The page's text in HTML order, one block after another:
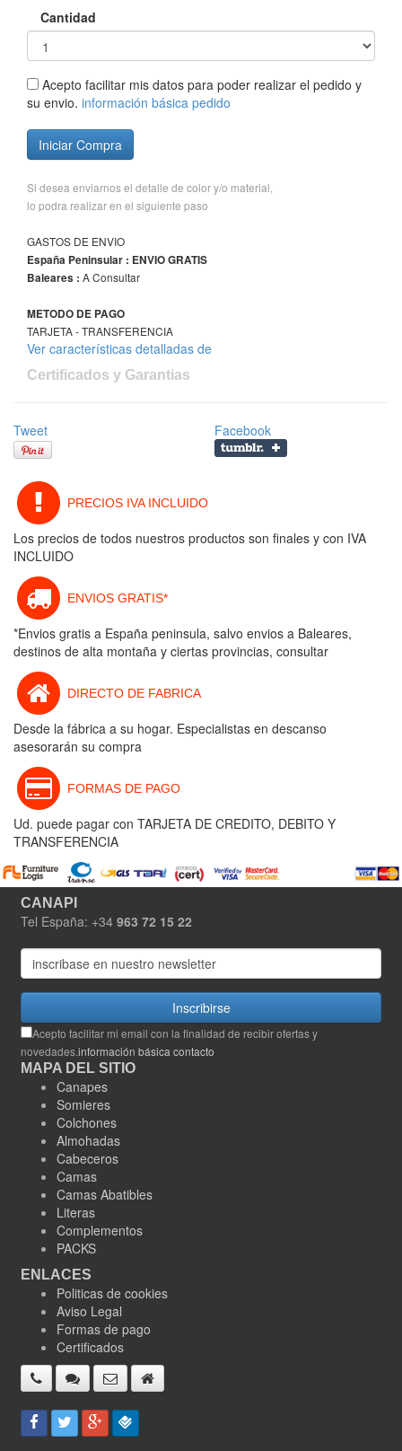
Cantidad
Acepto facilitar mis datos para poder realizar el pedido y
su envio. información básica pedido
Iniciar Compra
Si desea enviarnos el detalle de color y/o material,
lo podra realizar en el siguiente paso
GASTOS DE ENVIO
España Peninsular : ENVIO GRATIS
Baleares : A Consultar
METODO DE PAGO
TARJETA - TRANSFERENCIA
Ver características detalladas de
Certificados y Garantias
Tweet Facebook
PRECIOS IVA INCLUIDO
Los precios de todos nuestros productos son finales y con IVA
INCLUIDO
ENVIOS GRATIS*
*Envios gratis a España peninsula, salvo envios a Baleares,
destinos de alta montaña y ciertas provincias, consultar
DIRECTO DE FABRICA
Desde la fábrica a su hogar. Especialistas en descanso
asesorarán su compra
FORMAS DE PAGO
Ud. puede pagar con TARJETA DE CREDITO, DEBITO Y
TRANSFERENCIA
CANAPI
Tel España: +34 963 72 15 22
Inscribirse
Acepto facilitar mi email con la finalidad de recibir ofertas y
novedades.información básica contacto
MAPA DEL SITIO
Canapes
Somieres
Colchones
Almohadas
Cabeceros
Camas
Camas Abatibles
Literas
Complementos
PACKS
ENLACES
Politicas de cookies
Aviso Legal
Formas de pago
Certificados